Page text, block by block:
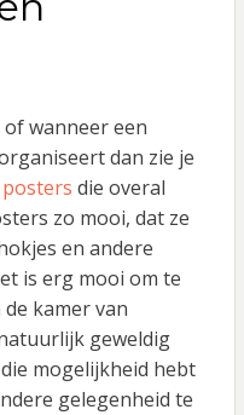
wanneer een
dan zie je
posters die overal
zo mooi, dat ze
en andere
is erg mooi om te
kamer van
geweldig
mogelijkheid hebt
gelegenheid te